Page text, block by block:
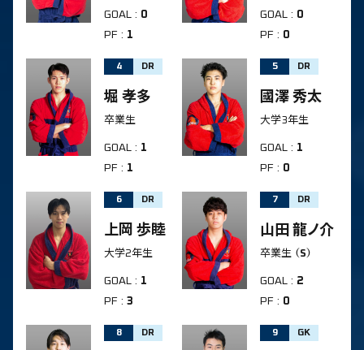
GOAL : 0
PF : 1
GOAL : 0
PF : 0
4 DR
堀 孝多
卒業生
GOAL : 1
PF : 1
5 DR
國澤 秀太
大学3年生
GOAL : 1
PF : 0
6 DR
上岡 歩睦
大学2年生
GOAL : 1
PF : 3
7 DR
山田 龍ノ介
卒業生 （S）
GOAL : 2
PF : 0
8 DR 9 GK